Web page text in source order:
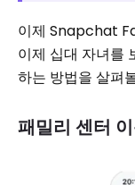
이제 Snapchat
이제 십대 자녀를
하는 방법을 살펴
패밀리 센터